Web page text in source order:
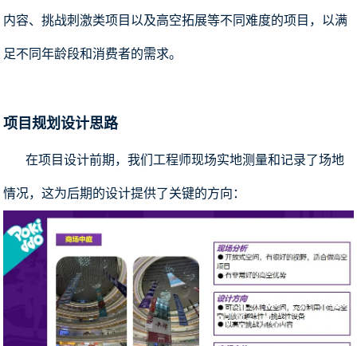
内容、挑战刺激类项目以及高空拓展等不同难度的项目，以满
足不同年龄段和消费者的需求。
项目规划设计思路
在项目设计前期，我们工程师现场实地测量和记录了场地
情况，这为后期的设计提供了关键的方向：